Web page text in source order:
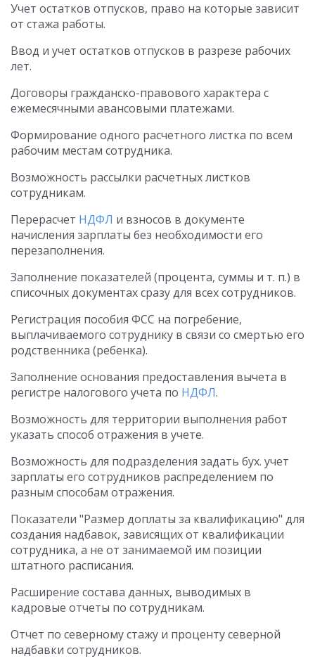
Учет остатков отпусков, право на которые зависит
от стажа работы.
Ввод и учет остатков отпусков в разрезе рабочих
лет.
Договоры гражданско-правового характера с
ежемесячными авансовыми платежами.
Формирование одного расчетного листка по всем
рабочим местам сотрудника.
Возможность рассылки расчетных листков
сотрудникам.
Перерасчет НДФЛ и взносов в документе
начисления зарплаты без необходимости его
перезаполнения.
Заполнение показателей (процента, суммы и т. п.) в
списочных документах сразу для всех сотрудников.
Регистрация пособия ФСС на погребение,
выплачиваемого сотруднику в связи со смертью его
родственника (ребенка).
Заполнение основания предоставления вычета в
регистре налогового учета по НДФЛ.
Возможность для территории выполнения работ
указать способ отражения в учете.
Возможность для подразделения задать бух. учет
зарплаты его сотрудников распределением по
разным способам отражения.
Показатели "Размер доплаты за квалификацию" для
создания надбавок, зависящих от квалификации
сотрудника, а не от занимаемой им позиции
штатного расписания.
Расширение состава данных, выводимых в
кадровые отчеты по сотрудникам.
Отчет по северному стажу и проценту северной
надбавки сотрудников.